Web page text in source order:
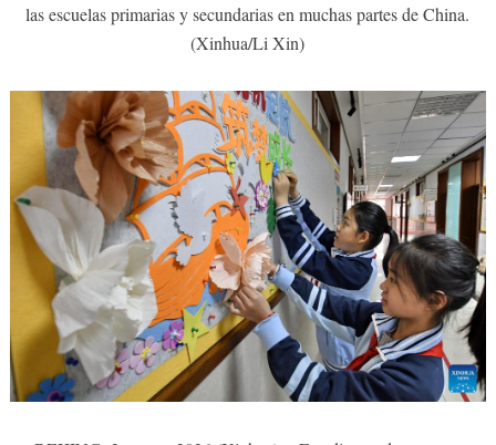
las escuelas primarias y secundarias en muchas partes de China.
(Xinhua/Li Xin)